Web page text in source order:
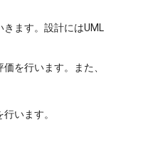
ます。設計にはUML
を行います。また、
います。